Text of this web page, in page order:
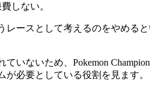
しない。
ースとして考えるのをやめ
いないため、Pokemon
必要としている役割を見ます。